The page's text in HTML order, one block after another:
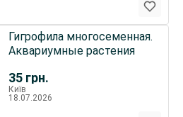
35 грн.
Гигрофила многосеменная.
Аквариумные растения
Київ
18.07.2026